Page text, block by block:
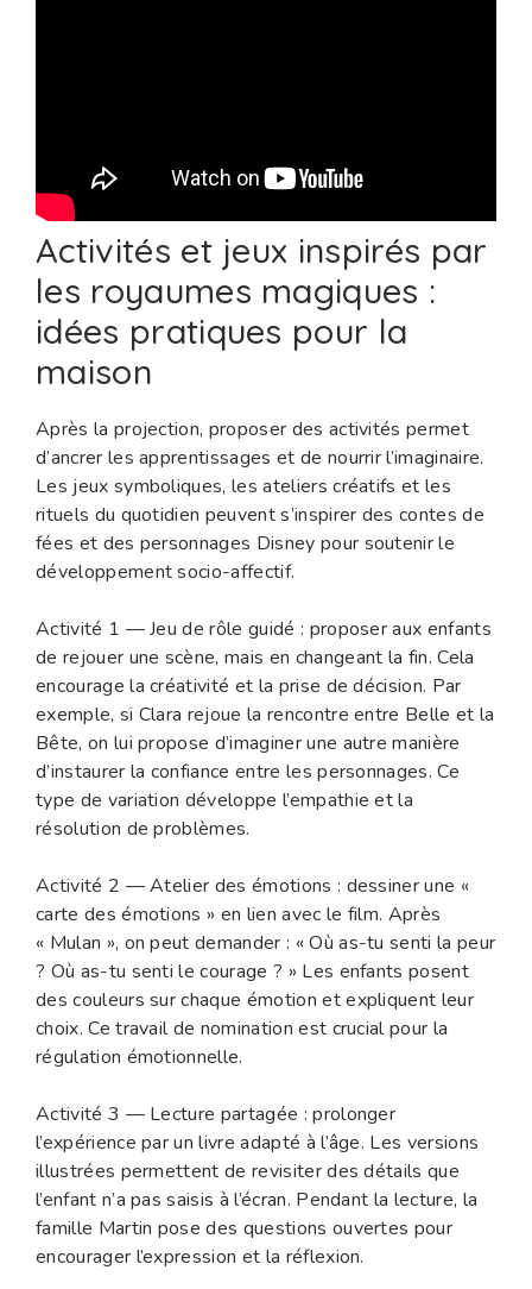
Activités et jeux inspirés par
les royaumes magiques :
idées pratiques pour la
maison
Après la projection, proposer des activités permet
d’ancrer les apprentissages et de nourrir l’imaginaire.
Les jeux symboliques, les ateliers créatifs et les
rituels du quotidien peuvent s’inspirer des contes de
fées et des personnages Disney pour soutenir le
développement socio-affectif.
Activité 1 — Jeu de rôle guidé : proposer aux enfants
de rejouer une scène, mais en changeant la fin. Cela
encourage la créativité et la prise de décision. Par
exemple, si Clara rejoue la rencontre entre Belle et la
Bête, on lui propose d’imaginer une autre manière
d’instaurer la confiance entre les personnages. Ce
type de variation développe l’empathie et la
résolution de problèmes.
Activité 2 — Atelier des émotions : dessiner une «
carte des émotions » en lien avec le film. Après
« Mulan », on peut demander : « Où as-tu senti la peur
? Où as-tu senti le courage ? » Les enfants posent
des couleurs sur chaque émotion et expliquent leur
choix. Ce travail de nomination est crucial pour la
régulation émotionnelle.
Activité 3 — Lecture partagée : prolonger
l’expérience par un livre adapté à l’âge. Les versions
illustrées permettent de revisiter des détails que
l’enfant n’a pas saisis à l’écran. Pendant la lecture, la
famille Martin pose des questions ouvertes pour
encourager l’expression et la réflexion.